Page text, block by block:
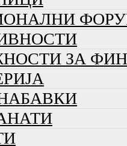
ЗА